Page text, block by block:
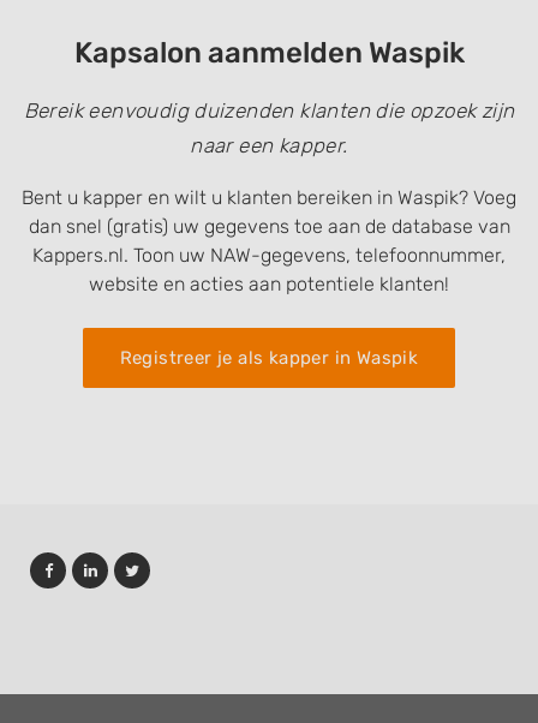
Kapsalon aanmelden Waspik
Bereik eenvoudig duizenden klanten die opzoek zijn
naar een kapper.
Bent u kapper en wilt u klanten bereiken in Waspik? Voeg
dan snel (gratis) uw gegevens toe aan de database van
Kappers.nl. Toon uw NAW-gegevens, telefoonnummer,
website en acties aan potentiele klanten!
Registreer je als kapper in Waspik